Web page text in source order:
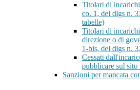
Titolari di
co. 1, del dlgs n.
tabelle)
Titolari di
direzione o di
1-bis, del dlgs n.
Cessati
pubblicare sul sito
Sanzioni per mancata